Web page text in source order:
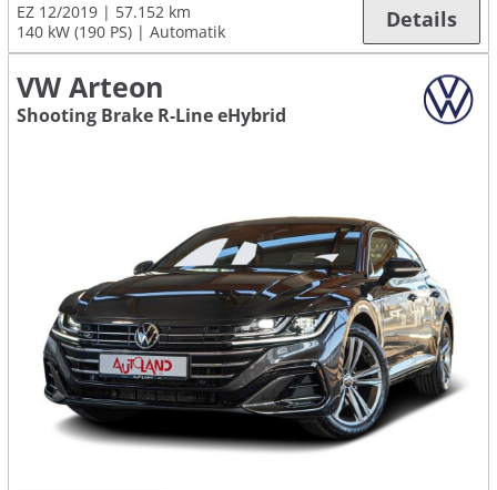
EZ 12/2019
57.152 km
140 kW (190 PS)
Automatik Details
VW Arteon
Shooting Brake R-Line eHybrid